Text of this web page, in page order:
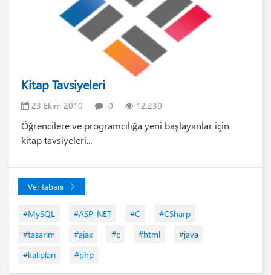
Kitap Tavsiyeleri
23 Ekim 2010 0 12.230
Öğrencilere ve programcılığa yeni başlayanlar için
kitap tavsiyeleri...
Veritabanı
#MySQL #ASP-NET #C
#CSharp
#tasarım
#ajax #c #html
#java
#kalıpları
#php